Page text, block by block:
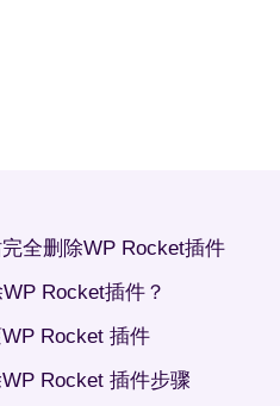
全删除WP Rocket插件
Rocket插件？
Rocket 插件
Rocket 插件步骤